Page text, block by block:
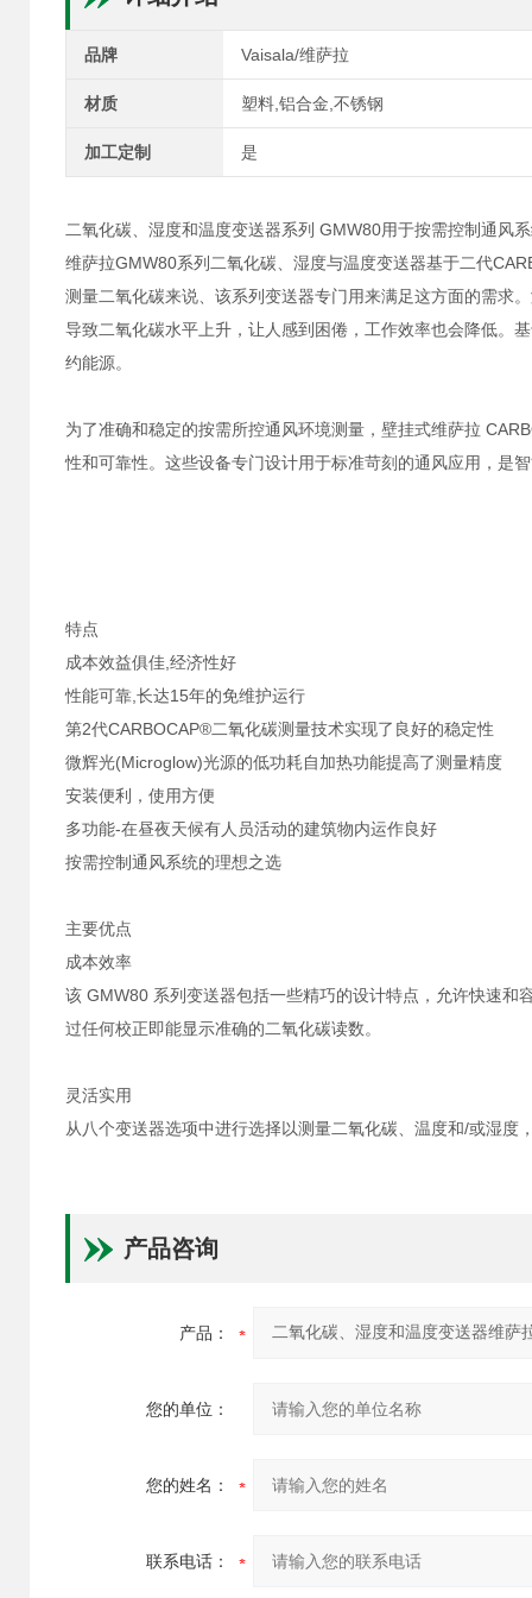
品牌 Vaisala/维萨拉
材质 塑料,铝合金,不锈钢
加工定制 是
二氧化碳、湿度和温度变送器系列 GMW80用于按需控制通风
维萨拉GMW80系列二氧化碳、湿度与温度变送器基于二代
测量二氧化碳来说、该系列变送器专门用来满足这方面的需求
导致二氧化碳水平上升，让人感到困倦，工作效率也会降低。
约能源。
为了准确和稳定的按需所控通风环境测量，壁挂式维萨拉
性和可靠性。这些设备专门设计用于标准苛刻的通风应用，是
特点
成本效益俱佳,经济性好
性能可靠,长达15年的免维护运行
第2代CARBOCAP®二氧化碳测量技术实现了良好的稳定性
微辉光(Microglow)光源的低功耗自加热功能提高了测量精度
安装便利，使用方便
多功能-在昼夜天候有人员活动的建筑物内运作良好
按需控制通风系统的理想之选
主要优点
成本效率
该 GMW80 系列变送器包括一些精巧的设计特点，允许快速
过任何校正即能显示准确的二氧化碳读数。
灵活实用
从八个变送器选项中进行选择以测量二氧化碳、温度和/或湿
产品咨询
产品：
您的单位：
您的姓名：
联系电话：